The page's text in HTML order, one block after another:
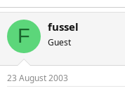
F fussel
Guest
23 August 2003